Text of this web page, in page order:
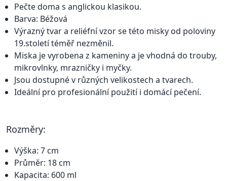
Pečte doma s anglickou klasikou.
Barva: Béžová
Výrazný tvar a reliéfní vzor se této misky od poloviny
19.století téměř nezměnil.
Miska je vyrobena z kameniny a je vhodná do trouby,
mikrovlnky, mrazničky i myčky.
Jsou dostupné v různých velikostech a tvarech.
Ideální pro profesionální použití i domácí pečení.
Rozměry:
Výška: 7 cm
Průměr: 18 cm
Kapacita: 600 ml